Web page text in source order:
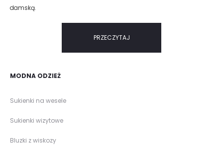
damską.
PRZECZYTAJ
MODNA ODZIEŻ
Sukienki na wesele
Sukienki wizytowe
Bluzki z wiskozy